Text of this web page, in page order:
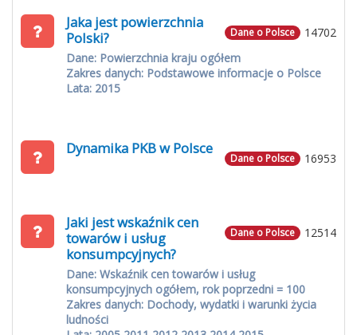
14702
Dane o Polsce
Jaka jest powierzchnia
Polski?
Dane: Powierzchnia kraju ogółem
Zakres danych: Podstawowe informacje o Polsce
Lata: 2015
16953
Dane o Polsce
Dynamika PKB w Polsce
12514
Dane o Polsce
Jaki jest wskaźnik cen
towarów i usług
konsumpcyjnych?
Dane: Wskaźnik cen towarów i usług
konsumpcyjnych ogółem, rok poprzedni = 100
Zakres danych: Dochody, wydatki i warunki życia
ludności